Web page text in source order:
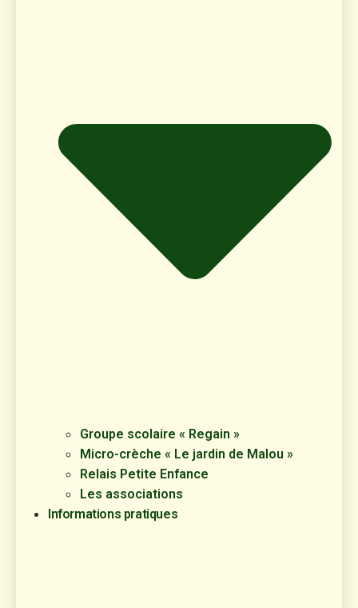
Groupe scolaire « Regain »
Micro-crèche « Le jardin de Malou »
Relais Petite Enfance
Les associations
Informations pratiques